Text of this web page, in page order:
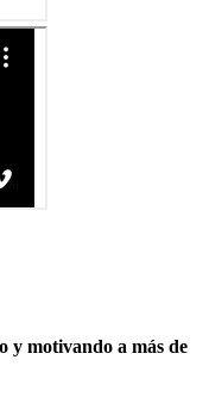
y motivando a más de